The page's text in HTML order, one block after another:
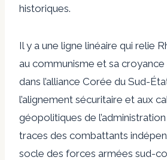
historiques.
Il y a une ligne linéaire qui relie
au communisme et sa croyance
dans l’alliance Corée du Sud-
l’alignement sécuritaire et aux
géopolitiques de
traces des combattants
socle des forces armées sud-